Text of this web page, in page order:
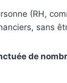
(RH,
sans
de